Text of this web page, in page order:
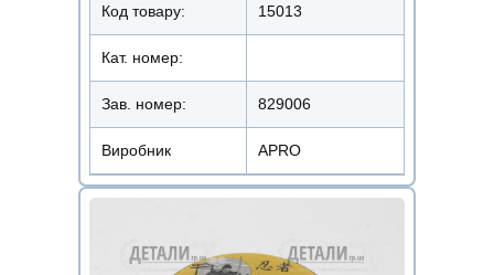
Код товару: 15013
Кат. номер:
Зав. номер: 829006
Виробник APRO